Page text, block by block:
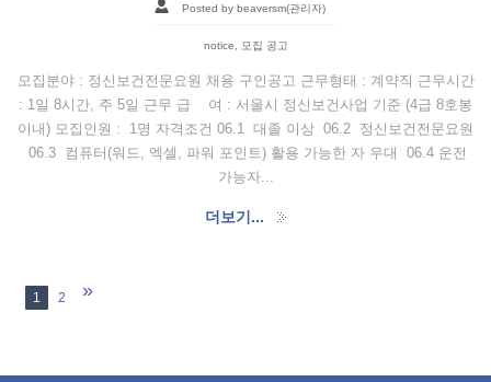
Posted by beaversm(관리자)
notice 모집 공고
모집분야 : 정신보건전문요원 채용 구인공고 근무형태 : 계약직 근무시간
: 1일 8시간, 주 5일 근무 급 여 : 서울시 정신보건사업 기준 (4급 8호봉
이내) 모집인원 : 1명 자격조건 06.1 대졸 이상 06.2 정신보건전문요원
06.3 컴퓨터(워드, 엑셀, 파워 포인트) 활용 가능한 자 우대 06.4 운전
가능자...
더보기...
1 2 »